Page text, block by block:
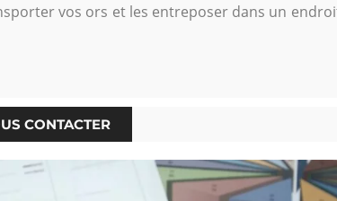
vos ors et les entreposer dans un
CONTACTER